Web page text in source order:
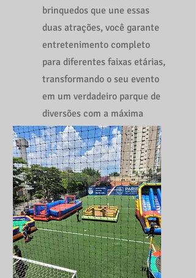
brinquedos que une essas
duas atrações, você garante
entretenimento completo
para diferentes faixas etárias,
transformando o seu evento
em um verdadeiro parque de
diversões com a máxima
segurança e o melhor custo-
benefício.